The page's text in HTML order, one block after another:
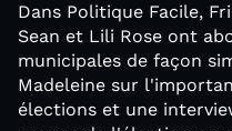
Dans Politique Facile,
Sean et Lili Rose ont
municipales de façon
Madeleine sur
élections et une